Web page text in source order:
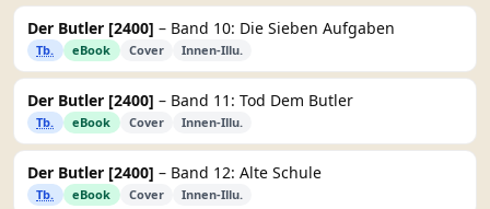
Der Butler [2400] – Band 10: Die Sieben Aufgaben
Tb. eBook Cover Innen-Illu.
Der Butler [2400] – Band 11: Tod Dem Butler
Tb. eBook Cover Innen-Illu.
Der Butler [2400] – Band 12: Alte Schule
Tb. eBook Cover Innen-Illu.